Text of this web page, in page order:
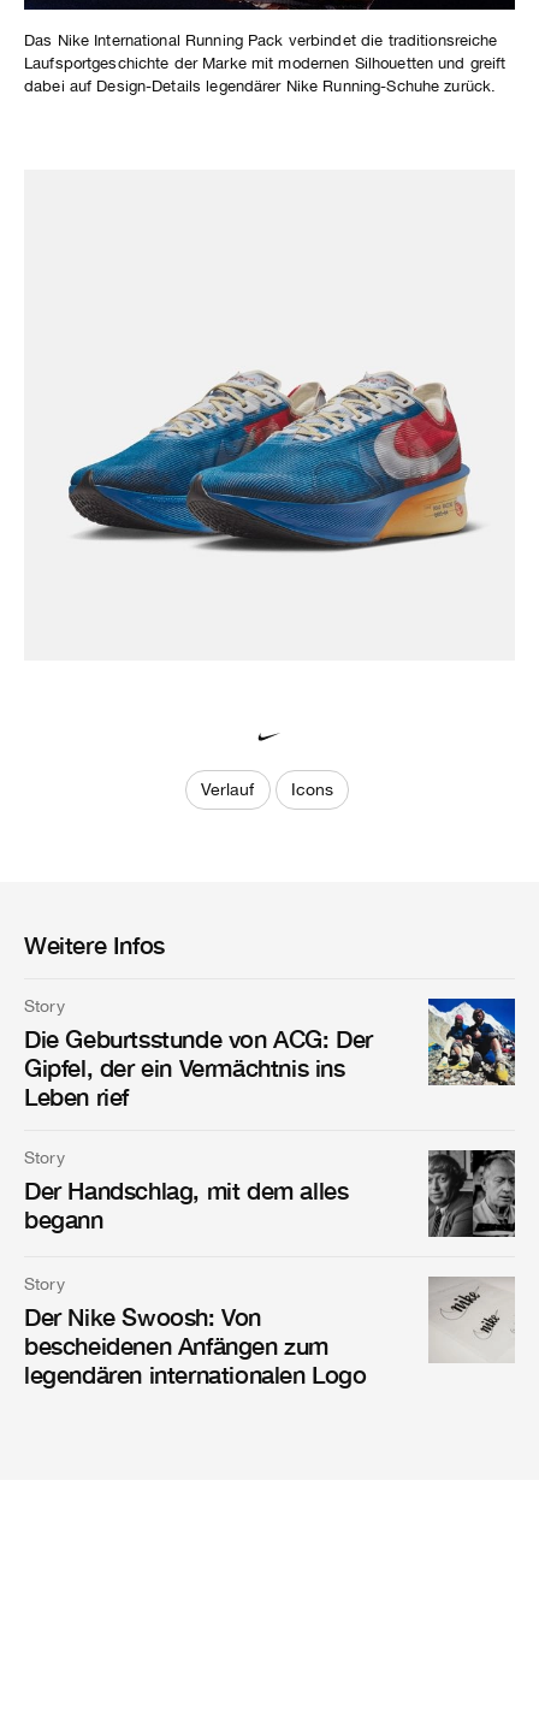
Das Nike International Running Pack verbindet die traditionsreiche
Laufsportgeschichte der Marke mit modernen Silhouetten und greift
dabei auf Design-Details legendärer Nike Running-Schuhe zurück.
Verlauf Icons
Weitere Infos
Story
Die Geburtsstunde von ACG: Der
Gipfel, der ein Vermächtnis ins
Leben rief
Story
Der Handschlag, mit dem alles
begann
Story
Der Nike Swoosh: Von
bescheidenen Anfängen zum
legendären internationalen Logo